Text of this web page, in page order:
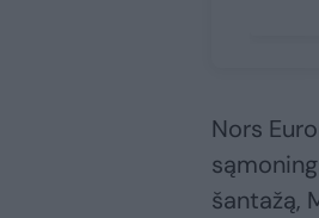
Nors
šantažą,